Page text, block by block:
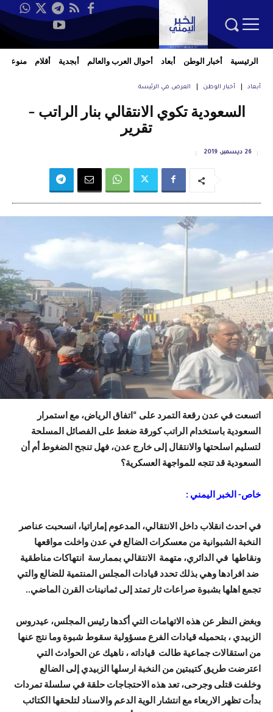
الرئيسية أخبار الوطن أبعاد أحوال العرب والعالم أبجدية أقلام منوعات
أبعاد أخبار الوطن العرض في الرئيسة
السعودية تكوي الانتقالي بنار الراتب –
تقرير
26 ديسمبر، 2019
اتسعت في عدن رقعة التمرد على “اتفاق الرياض، مع استمرار
السعودية باستخدام الراتب كورقة ضغط على الفصائل المسلحة
لتسليم اسلحتها والانتقال إلى خارج عدن، فهل تنجح الضغوط أم أن
السعودية قد تتجه للمواجهة العسكرية؟
خاص- الخبر اليمني :
في احدث انقلاب داخل الانتقالي، المدعوم إماراتيا، انسحبت عناصر
النخبة الشبوانية من معسكرات الضالع في عدن واخلت مواقعها
ونقاطها في الدائري، متهمة الانتقالي بممارسة انتهاكات مناطقية
ضد افرادها وهي بذلك تحدد قيادات المجلس المنتمية للضالع والتي
تجمع اهلها بشبوة صراعات ثار تمتد إلى ثمانينات القرن الماضي..
وبغض النظر عن هذه الاتهامات التي أكدها رئيس المجلس، عيدروس
الزبيدي ، بتحميله قيادات الفرع مسؤولية سقوط شبوة وما نتج عنها
من استقالات جماعية طالت قياداته ، ناهيك عن الحوادث التي
اعترضت طريق كتيبتين من النخبة ارسلها الزبيدي إلى الضالع
وخلفت قتلى وجرحى، تعد هذه الاحتجاجات حلقة في سلسلة تمردات
بدأت تظهر الاربعاء مع انتشار الوية الدعم والاسناد لتلحقها الكتائب